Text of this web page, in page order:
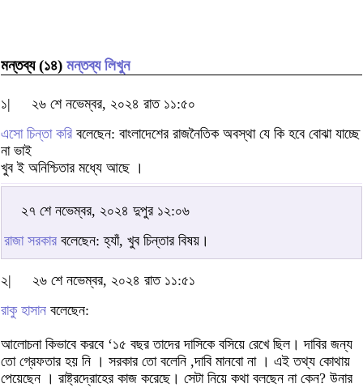
মন্তব্য (১৪) মন্তব্য লিখুন
১|
২৬ শে নভেম্বর, ২০২৪ রাত ১১:৫০
এসো চিন্তা করি বলেছেন: বাংলাদেশের রাজনৈতিক অবস্থা যে কি হবে বোঝা যাচ্ছে
না ভাই
খুব ই অনিশ্চিতার মধ্যে আছে ।
২৭ শে নভেম্বর, ২০২৪ দুপুর ১২:০৬
রাজা সরকার বলেছেন: হ্যাঁ, খুব চিন্তার বিষয়।
২|
২৬ শে নভেম্বর, ২০২৪ রাত ১১:৫১
রাকু হাসান বলেছেন:
আলোচনা কিভাবে করবে ‘১৫ বছর তাদের দাসিকে বসিয়ে রেখে ছিল। দাবির জন্য
তো গ্রেফতার হয় নি । সরকার তো বলেনি ,দাবি মানবো না । এই তথ্য কোথায়
পেয়েছেন । রাষ্ট্রদ্রোহের কাজ করেছে। সেটা নিয়ে কথা বলছেন না কেন? উনার